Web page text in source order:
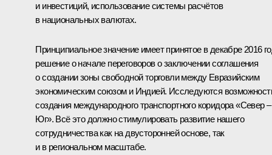
и инвестиций, использование системы расчётов
в национальных валютах.
Принципиальное значение имеет принятое в декабре 2016
решение о начале переговоров о заключении соглашения
о создании зоны свободной торговли между Евразийским
экономическим союзом и Индией. Исследуются
создания международного транспортного коридора «Север –
Юг». Всё это должно стимулировать развитие нашего
сотрудничества как на двусторонней основе, так
и в региональном масштабе.